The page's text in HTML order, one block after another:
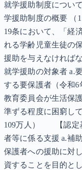
就学援助制度につい
学援助制度の概要 （
19条において、「経
れる学齢児童生徒の
援助を与えなければ
就学援助の対象者 a.
する要保護者（令和
教育委員会が生活保
準ずる程度に困窮
109万人） 【認定
者等に係る支援 a.補
保護者への援助に対
資することを目的と